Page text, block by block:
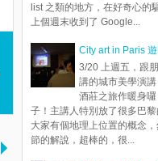
list 之類的地方，在好奇心的
上個週末收到了 Google...
City art in Paris
3/20 上週五，跟
講的城市美學演
酒莊之旅作暖身
子！主講人特別放了很多巴
大家有個地理上位置的概念
節的解說，超棒的，很...